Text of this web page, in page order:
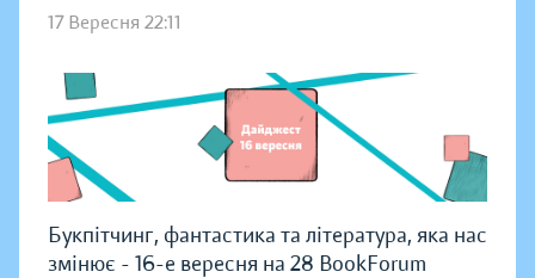
17 Вересня 22:11
Букпітчинг, фантастика та література, яка нас
змінює - 16-е вересня на 28 BookForum